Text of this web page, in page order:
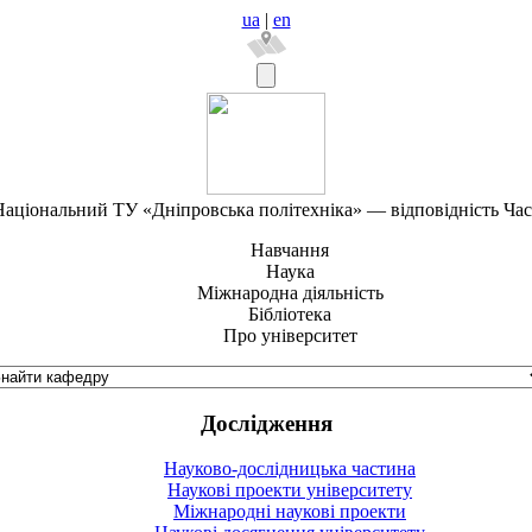
ua | en
ТУ «Дніпровська політехніка» — відповідність
Навчання
Наука
Міжнародна діяльність
Бібліотека
Про університет
Дослідження
Науково-дослідницька частина
Наукові проекти університету
Міжнародні наукові проекти